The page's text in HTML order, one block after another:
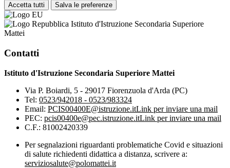
Accetta tutti Salva le preferenze
Istituto d'Istruzione Secondaria Superiore
Mattei
Contatti
Istituto d'Istruzione Secondaria Superiore Mattei
Via P. Boiardi, 5 - 29017 Fiorenzuola d'Arda (PC)
Tel: 0523/942018 - 0523/983324
Email: PCIS00400E@istruzione.itLink per inviare una mail
PEC: pcis00400e@pec.istruzione.itLink per inviare una mail
C.F.: 81002420339
Per segnalazioni riguardanti problematiche Covid e situazioni
di salute richiedenti didattica a distanza, scrivere a:
serviziosalute@polomattei.it